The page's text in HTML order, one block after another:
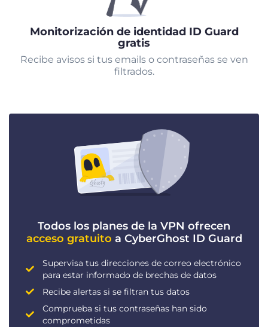
Monitorización de identidad ID Guard
gratis
Recibe avisos si tus emails o contraseñas se ven
filtrados.
Todos los planes de la VPN ofrecen
acceso gratuito a CyberGhost ID Guard
Supervisa tus direcciones de correo electrónico
para estar informado de brechas de datos
Recibe alertas si se filtran tus datos
Comprueba si tus contraseñas han sido
comprometidas